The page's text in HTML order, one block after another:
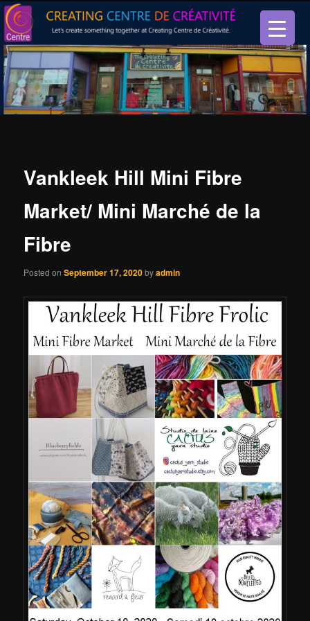
Creating Centre de créativité
Let’s create something together at Creating Centre de créativité.
Vankleek Hill Mini Fibre
Market/ Mini Marché de la
Fibre
Posted onSeptember 17, 2020byadmin